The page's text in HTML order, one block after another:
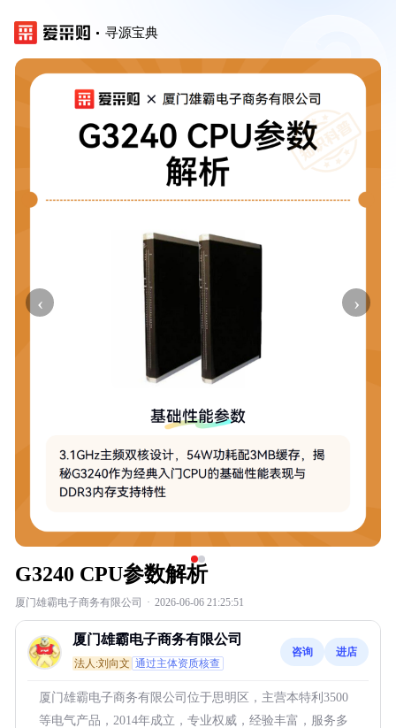
寻源宝典
‹ ›
G3240 CPU参数解析
厦门雄霸电子商务有限公司 · 2026-06-06 21:25:51
厦门雄霸电子商务有限公司
法人:刘向文 通过主体资质核查
咨询 进店
厦门雄霸电子商务有限公司位于思明区，主营本特利3500
等电气产品，2014年成立，专业权威，经验丰富，服务多